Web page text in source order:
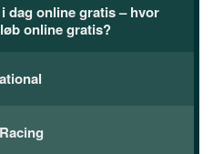
dag online gratis – hvor
online gratis?